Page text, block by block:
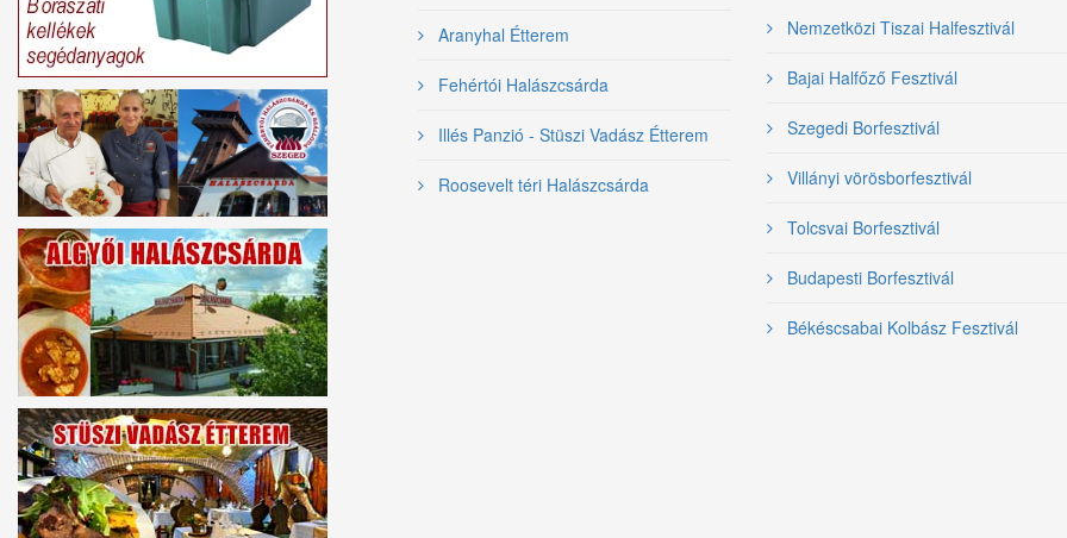
Aranyhal Étterem
Fehértói Halászcsárda
Illés Panzió - Stüszi Vadász Étterem
Roosevelt téri Halászcsárda
Nemzetközi Tiszai Halfesztivál
Bajai Halfőző Fesztivál
Szegedi Borfesztivál
Villányi vörösborfesztivál
Tolcsvai Borfesztivál
Budapesti Borfesztivál
Békéscsabai Kolbász Fesztivál